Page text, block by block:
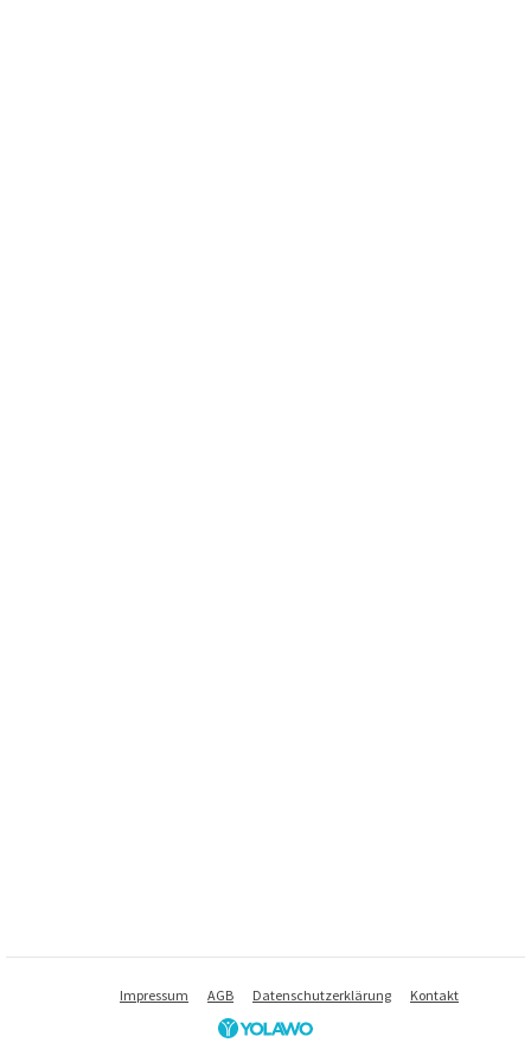
Impressum AGB Datenschutzerklärung Kontakt